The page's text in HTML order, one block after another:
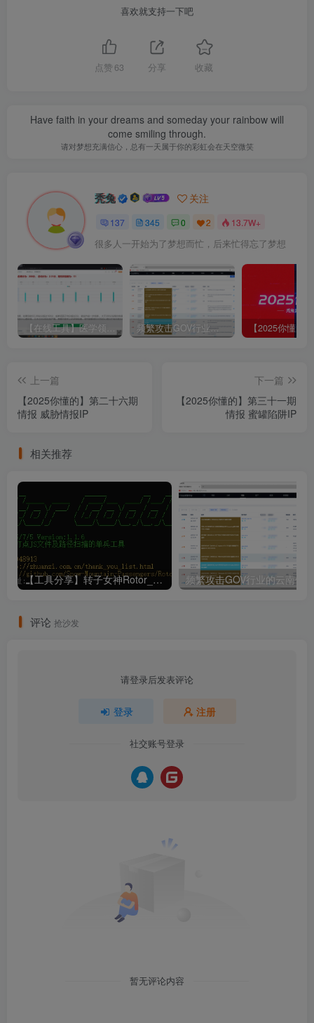
喜欢就支持一下吧
点赞 63 分享 收藏
Have faith in your dreams and someday your rainbow will
come smiling through.
请对梦想充满信心，总有一天属于你的彩虹会在天空微笑
秃兔 关注
137 345 0 2 13.7W+
很多人一开始为了梦想而忙，后来忙得忘了梦想
【在线工具】医学领域·心理症状自评量表SCL-90 频繁攻击GOV行业的云南俩个c段
上一篇
【2025你懂的】第二十六期
情报 威胁情报IP
下一篇
【2025你懂的】第三十一期
情报 蜜罐陷阱IP
相关推荐
【工具分享】转子女神Rotor_Goddess
评论 抢沙发
请登录后发表评论
登录 注册
社交账号登录
暂无评论内容